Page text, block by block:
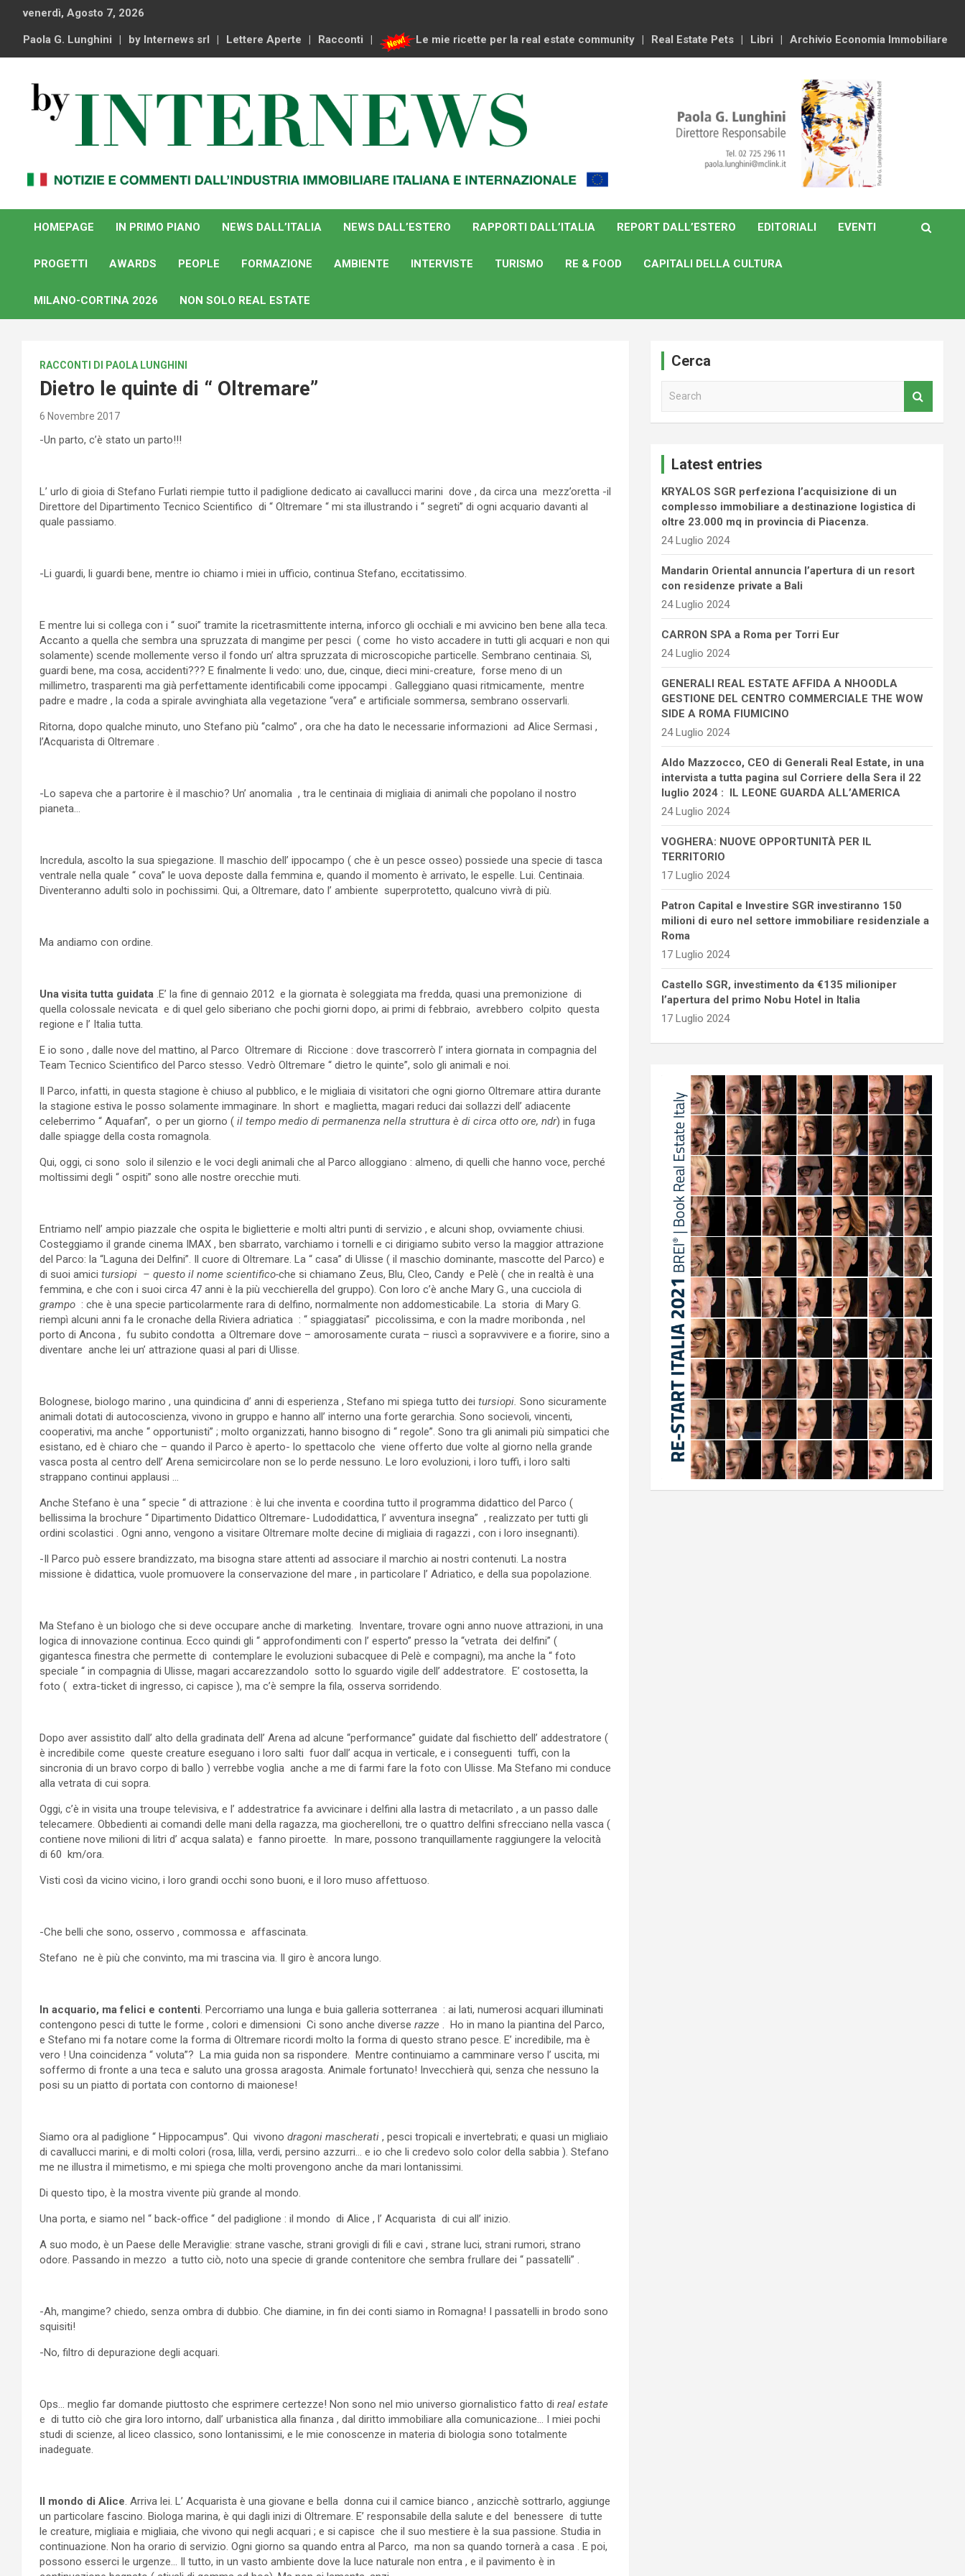
content
venerdì, Agosto 7, 2026
Paola G. Lunghini by Internews srl Lettere Aperte Racconti Le mie ricette per la real estate community Real Estate Pets Libri Archivio Economia Immobiliare
By Internews
internazionale
HOMEPAGE
IN PRIMO PIANO NEWS DALL’ITALIA NEWS DALL’ESTERO RAPPORTI DALL’ITALIA REPORT DALL’ESTERO EDITORIALI EVENTI
PROGETTI AWARDS PEOPLE FORMAZIONE AMBIENTE INTERVISTE TURISMO RE & FOOD CAPITALI DELLA CULTURA
MILANO-CORTINA 2026 NON SOLO REAL ESTATE
RACCONTI DI PAOLA LUNGHINI
Dietro le quinte di “ Oltremare”
6 Novembre 2017
-Un parto, c’è stato un parto!!!
L’ urlo di gioia di Stefano Furlati riempie tutto il padiglione dedicato ai cavallucci marini dove , da circa una mezz’oretta -il
Direttore del Dipartimento Tecnico Scientifico di “ Oltremare “ mi sta illustrando i “ segreti” di ogni acquario davanti al
quale passiamo.
-Li guardi, li guardi bene, mentre io chiamo i miei in ufficio, continua Stefano, eccitatissimo.
E mentre lui si collega con i “ suoi” tramite la ricetrasmittente interna, inforco gli occhiali e mi avvicino ben bene alla teca.
Accanto a quella che sembra una spruzzata di mangime per pesci ( come ho visto accadere in tutti gli acquari e non qui
solamente) scende mollemente verso il fondo un’ altra spruzzata di microscopiche particelle. Sembrano centinaia. Sì,
guardi bene, ma cosa, accidenti??? E finalmente li vedo: uno, due, cinque, dieci mini-creature, forse meno di un
millimetro, trasparenti ma già perfettamente identificabili come ippocampi . Galleggiano quasi ritmicamente, mentre
padre e madre , la coda a spirale avvinghiata alla vegetazione “vera” e artificiale sommersa, sembrano osservarli.
Ritorna, dopo qualche minuto, uno Stefano più “calmo” , ora che ha dato le necessarie informazioni ad Alice Sermasi ,
l’Acquarista di Oltremare .
-Lo sapeva che a partorire è il maschio? Un’ anomalia , tra le centinaia di migliaia di animali che popolano il nostro
pianeta…
Incredula, ascolto la sua spiegazione. Il maschio dell’ ippocampo ( che è un pesce osseo) possiede una specie di tasca
ventrale nella quale “ cova” le uova deposte dalla femmina e, quando il momento è arrivato, le espelle. Lui. Centinaia.
Diventeranno adulti solo in pochissimi. Qui, a Oltremare, dato l’ ambiente superprotetto, qualcuno vivrà di più.
Ma andiamo con ordine.
Una visita tutta guidata .E’ la fine di gennaio 2012 e la giornata è soleggiata ma fredda, quasi una premonizione di
quella colossale nevicata e di quel gelo siberiano che pochi giorni dopo, ai primi di febbraio, avrebbero colpito questa
regione e l’ Italia tutta.
E io sono , dalle nove del mattino, al Parco Oltremare di Riccione : dove trascorrerò l’ intera giornata in compagnia del
Team Tecnico Scientifico del Parco stesso. Vedrò Oltremare “ dietro le quinte”, solo gli animali e noi.
Il Parco, infatti, in questa stagione è chiuso al pubblico, e le migliaia di visitatori che ogni giorno Oltremare attira durante
la stagione estiva le posso solamente immaginare. In short e maglietta, magari reduci dai sollazzi dell’ adiacente
celeberrimo “ Aquafan”, o per un giorno ( il tempo medio di permanenza nella struttura è di circa otto ore, ndr) in fuga
dalle spiagge della costa romagnola.
Qui, oggi, ci sono solo il silenzio e le voci degli animali che al Parco alloggiano : almeno, di quelli che hanno voce, perché
moltissimi degli “ ospiti” sono alle nostre orecchie muti.
Entriamo nell’ ampio piazzale che ospita le biglietterie e molti altri punti di servizio , e alcuni shop, ovviamente chiusi.
Costeggiamo il grande cinema IMAX , ben sbarrato, varchiamo i tornelli e ci dirigiamo subito verso la maggior attrazione
del Parco: la “Laguna dei Delfini”. Il cuore di Oltremare. La “ casa” di Ulisse ( il maschio dominante, mascotte del Parco) e
di suoi amici tursiopi – questo il nome scientifico-che si chiamano Zeus, Blu, Cleo, Candy e Pelè ( che in realtà è una
femmina, e che con i suoi circa 47 anni è la più vecchierella del gruppo). Con loro c’è anche Mary G., una cucciola di
grampo : che è una specie particolarmente rara di delfino, normalmente non addomesticabile. La storia di Mary G.
riempì alcuni anni fa le cronache della Riviera adriatica : “ spiaggiatasi” piccolissima, e con la madre moribonda , nel
porto di Ancona , fu subito condotta a Oltremare dove – amorosamente curata – riuscì a sopravvivere e a fiorire, sino a
diventare anche lei un’ attrazione quasi al pari di Ulisse.
Bolognese, biologo marino , una quindicina d’ anni di esperienza , Stefano mi spiega tutto dei tursiopi. Sono sicuramente
animali dotati di autocoscienza, vivono in gruppo e hanno all’ interno una forte gerarchia. Sono socievoli, vincenti,
cooperativi, ma anche “ opportunisti” ; molto organizzati, hanno bisogno di “ regole”. Sono tra gli animali più simpatici che
esistano, ed è chiaro che – quando il Parco è aperto- lo spettacolo che viene offerto due volte al giorno nella grande
vasca posta al centro dell’ Arena semicircolare non se lo perde nessuno. Le loro evoluzioni, i loro tuffi, i loro salti
strappano continui applausi …
Anche Stefano è una “ specie “ di attrazione : è lui che inventa e coordina tutto il programma didattico del Parco (
bellissima la brochure “ Dipartimento Didattico Oltremare- Ludodidattica, l’ avventura insegna” , realizzato per tutti gli
ordini scolastici . Ogni anno, vengono a visitare Oltremare molte decine di migliaia di ragazzi , con i loro insegnanti).
-Il Parco può essere brandizzato, ma bisogna stare attenti ad associare il marchio ai nostri contenuti. La nostra
missione è didattica, vuole promuovere la conservazione del mare , in particolare l’ Adriatico, e della sua popolazione.
Ma Stefano è un biologo che si deve occupare anche di marketing. Inventare, trovare ogni anno nuove attrazioni, in una
logica di innovazione continua. Ecco quindi gli “ approfondimenti con l’ esperto” presso la “vetrata dei delfini” (
gigantesca finestra che permette di contemplare le evoluzioni subacquee di Pelè e compagni), ma anche la “ foto
speciale “ in compagnia di Ulisse, magari accarezzandolo sotto lo sguardo vigile dell’ addestratore. E’ costosetta, la
foto ( extra-ticket di ingresso, ci capisce ), ma c’è sempre la fila, osserva sorridendo.
Dopo aver assistito dall’ alto della gradinata dell’ Arena ad alcune “performance” guidate dal fischietto dell’ addestratore (
è incredibile come queste creature eseguano i loro salti fuor dall’ acqua in verticale, e i conseguenti tuffi, con la
sincronia di un bravo corpo di ballo ) verrebbe voglia anche a me di farmi fare la foto con Ulisse. Ma Stefano mi conduce
alla vetrata di cui sopra.
Oggi, c’è in visita una troupe televisiva, e l’ addestratrice fa avvicinare i delfini alla lastra di metacrilato , a un passo dalle
telecamere. Obbedienti ai comandi delle mani della ragazza, ma giocherelloni, tre o quattro delfini sfrecciano nella vasca (
contiene nove milioni di litri d’ acqua salata) e fanno piroette. In mare, possono tranquillamente raggiungere la velocità
di 60 km/ora.
Visti così da vicino vicino, i loro grandi occhi sono buoni, e il loro muso affettuoso.
-Che belli che sono, osservo , commossa e affascinata.
Stefano ne è più che convinto, ma mi trascina via. Il giro è ancora lungo.
In acquario, ma felici e contenti . Percorriamo una lunga e buia galleria sotterranea : ai lati, numerosi acquari illuminati
contengono pesci di tutte le forme , colori e dimensioni Ci sono anche diverse razze . Ho in mano la piantina del Parco,
e Stefano mi fa notare come la forma di Oltremare ricordi molto la forma di questo strano pesce. E’ incredibile, ma è
vero ! Una coincidenza “ voluta”? La mia guida non sa rispondere. Mentre continuiamo a camminare verso l’ uscita, mi
soffermo di fronte a una teca e saluto una grossa aragosta. Animale fortunato! Invecchierà qui, senza che nessuno la
posi su un piatto di portata con contorno di maionese!
Siamo ora al padiglione “ Hippocampus”. Qui vivono dragoni mascherati , pesci tropicali e invertebrati; e quasi un migliaio
di cavallucci marini, e di molti colori (rosa, lilla, verdi, persino azzurri… e io che li credevo solo color della sabbia ). Stefano
me ne illustra il mimetismo, e mi spiega che molti provengono anche da mari lontanissimi.
Di questo tipo, è la mostra vivente più grande al mondo.
Una porta, e siamo nel “ back-office “ del padiglione : il mondo di Alice , l’ Acquarista di cui all’ inizio.
A suo modo, è un Paese delle Meraviglie: strane vasche, strani grovigli di fili e cavi , strane luci, strani rumori, strano
odore. Passando in mezzo a tutto ciò, noto una specie di grande contenitore che sembra frullare dei “ passatelli” .
-Ah, mangime? chiedo, senza ombra di dubbio. Che diamine, in fin dei conti siamo in Romagna! I passatelli in brodo sono
squisiti!
-No, filtro di depurazione degli acquari.
Ops… meglio far domande piuttosto che esprimere certezze! Non sono nel mio universo giornalistico fatto di real estate
e di tutto ciò che gira loro intorno, dall’ urbanistica alla finanza , dal diritto immobiliare alla comunicazione… I miei pochi
studi di scienze, al liceo classico, sono lontanissimi, e le mie conoscenze in materia di biologia sono totalmente
inadeguate.
Il mondo di Alice . Arriva lei. L’ Acquarista è una giovane e bella donna cui il camice bianco , anzicchè sottrarlo, aggiunge
un particolare fascino. Biologa marina, è qui dagli inizi di Oltremare. E’ responsabile della salute e del benessere di tutte
le creature, migliaia e migliaia, che vivono qui negli acquari ; e si capisce che il suo mestiere è la sua passione. Studia in
continuazione. Non ha orario di servizio. Ogni giorno sa quando entra al Parco, ma non sa quando tornerà a casa . E poi,
possono esserci le urgenze… Il tutto, in un vasto ambiente dove la luce naturale non entra , e il pavimento è in
Cerca
Latest entries
KRYALOS SGR perfeziona l’acquisizione di un
complesso immobiliare a destinazione logistica di
oltre 23.000 mq in provincia di Piacenza.
24 Luglio 2024
Mandarin Oriental annuncia l’apertura di un resort
con residenze private a Bali
24 Luglio 2024
CARRON SPA a Roma per Torri Eur
24 Luglio 2024
GENERALI REAL ESTATE AFFIDA A NHOODLA
GESTIONE DEL CENTRO COMMERCIALE THE WOW
SIDE A ROMA FIUMICINO
24 Luglio 2024
Aldo Mazzocco, CEO di Generali Real Estate, in una
intervista a tutta pagina sul Corriere della Sera il 22
luglio 2024 : IL LEONE GUARDA ALL’AMERICA
24 Luglio 2024
VOGHERA: NUOVE OPPORTUNITÀ PER IL
TERRITORIO
17 Luglio 2024
Patron Capital e Investire SGR investiranno 150
milioni di euro nel settore immobiliare residenziale a
Roma
17 Luglio 2024
Castello SGR, investimento da €135 milioniper
l’apertura del primo Nobu Hotel in Italia
17 Luglio 2024